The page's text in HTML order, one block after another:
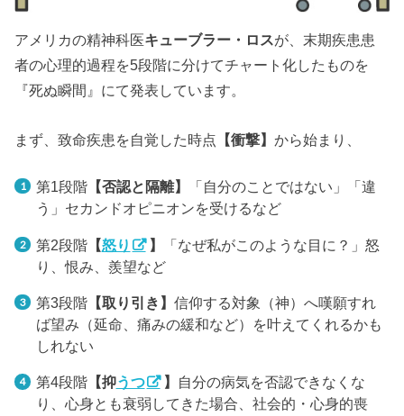
アメリカの精神科医キューブラー・ロスが、末期疾患患
者の心理的過程を5段階に分けてチャート化したものを
『死ぬ瞬間』にて発表しています。
まず、致命疾患を自覚した時点 【衝撃】から始まり、
第1段階【否認と隔離】
「自分のことではない」「違
う」セカンドオピニオンを受けるなど
第2段階【怒り 】
「なぜ私がこのような目に？」怒
り、恨み、羨望など
第3段階【取り引き】 信仰する対象（神）へ嘆願すれ
ば望み（延命、痛みの緩和など）を叶えてくれるかも
しれない
第4段階【抑うつ 】
自分の病気を否認できなくな
り、心身とも衰弱してきた場合、社会的・心身的喪